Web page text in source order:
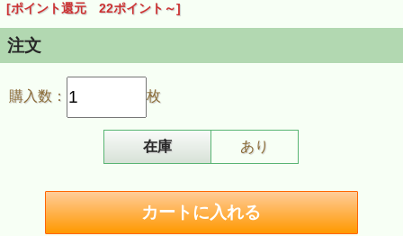
「わが母の教えたまいし歌」「すみれ」「ジャスミン」含
む、全14曲収録。
■収録曲
メヌエット／スペイン舞曲／ジプシーの女／すみれ／タイス
ポートレイト ヴァイオリンとピアノのために（第１章「て
「母さんはいつも留守だった」 第３章「おくりもの」「母
商品番号：CCD956
JANコード：4523810004786
発売日：2022年４月15日
[ポイント還元 22ポイント～]
注文
購入数： 枚
在庫 あり